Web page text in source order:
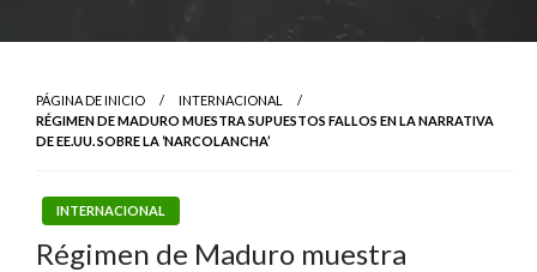
PÁGINA DE INICIO
INTERNACIONAL
RÉGIMEN DE MADURO MUESTRA SUPUESTOS FALLOS EN LA NARRATIVA
DE EE.UU. SOBRE LA ‘NARCOLANCHA’
INTERNACIONAL
Régimen de Maduro muestra